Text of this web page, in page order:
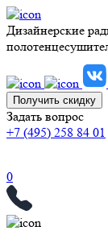
Дизайнерские
Получить скидку
Задать вопрос
+7 (495) 258 84 01
0